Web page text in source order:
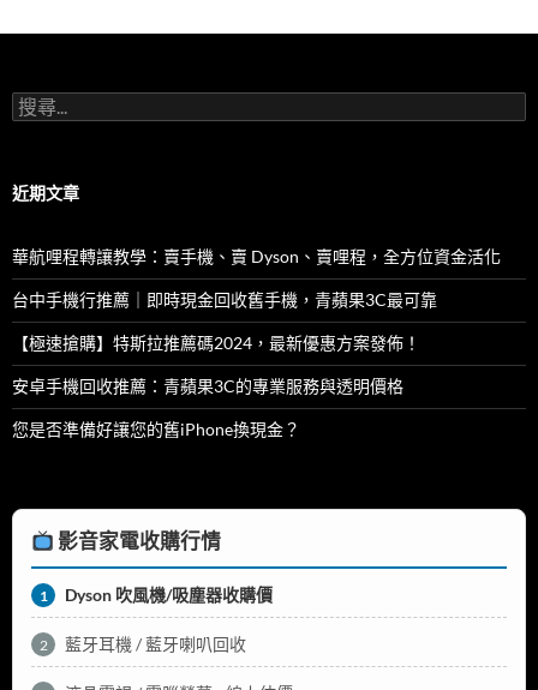
o
搜
尋
字:
近期文章
華航哩程轉讓教學：賣手機、賣 Dyson、賣哩程，全方位資金活化
台中手機行推薦｜即時現金回收舊手機，青蘋果3C最可靠
【極速搶購】特斯拉推薦碼2024，最新優惠方案發佈！
安卓手機回收推薦：青蘋果3C的專業服務與透明價格
您是否準備好讓您的舊iPhone換現金？
影音家電收購行情
1 Dyson 吹風機/吸塵器收購價
2 藍牙耳機 / 藍牙喇叭回收